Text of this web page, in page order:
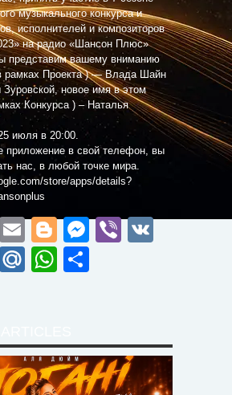
музыкального конкурса и
исполнителей и композиторов
на радио «Шансон Плюс»
представим вашему вниманию
рамках Проекта ) — Влада Шайн
новое имя в этом
Конкурса ) – Наталья
июля в 20:00.
приложение в свой телефон, вы
нас, в любой точке мира.
store/apps/details?
Twitter
EmailBlogger
Messenger
Viber
Odnoklassniki
Mail.RuWhatsApp